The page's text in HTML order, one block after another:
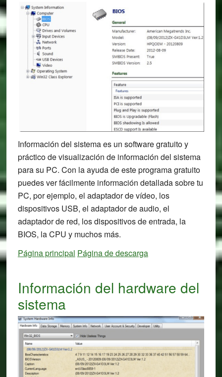
Información del sistema es un software gratuito y
práctico de visualización de información del sistema
para su PC. Con la ayuda de este programa gratuito
puedes ver fácilmente información detallada sobre tu
PC, por ejemplo, el adaptador de vídeo, los
dispositivos USB, el adaptador de audio, el
adaptador de red, los dispositivos de entrada, la
BIOS, la CPU y muchos más.
Página principal Página de descarga
Información del hardware del
sistema